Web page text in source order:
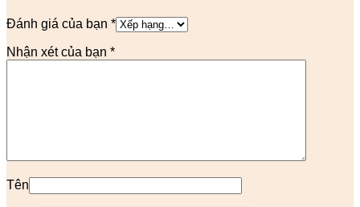
Đánh giá của bạn *
Nhận xét của bạn *
Tên